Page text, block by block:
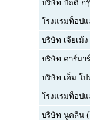
บริษัท บัดดี้ ก
โรงแรมท็อป
บริษัท เจียเม้
บริษัท คาร์มา
บริษัท เอ็ม โป
โรงแรมท็อป
บริษัท นูคลีน